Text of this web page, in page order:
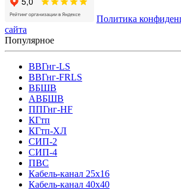
Политика
сайта
Популярное
ВВГнг-LS
ВВГнг-FRLS
ВБШВ
АВБШВ
ППГнг-HF
КГтп
КГтп-ХЛ
СИП-2
СИП-4
ПВС
Кабель-канал 25х16
Кабель-канал 40х40